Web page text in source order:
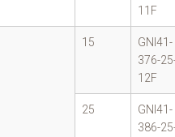
11F
15
GNI41-
376-
12F
25
GNI41-
386-